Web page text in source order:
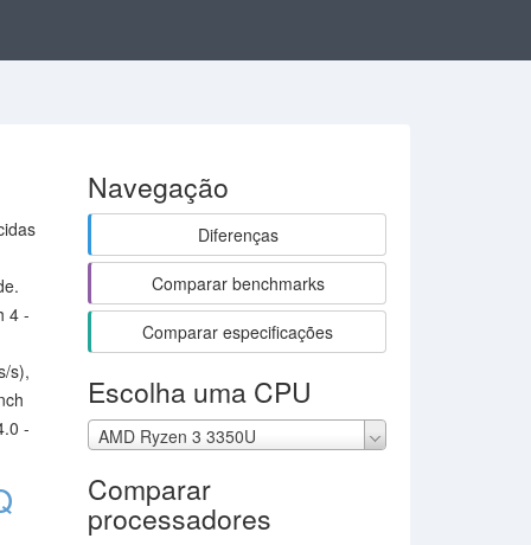
4 -
s),
-
Navegação
Diferenças
Comparar benchmarks
Comparar especificações
Escolha uma CPU
AMD Ryzen 3 3350U
Comparar
processadores